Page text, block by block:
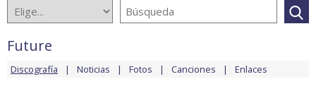
Future
Discografía Noticias Fotos Canciones Enlaces